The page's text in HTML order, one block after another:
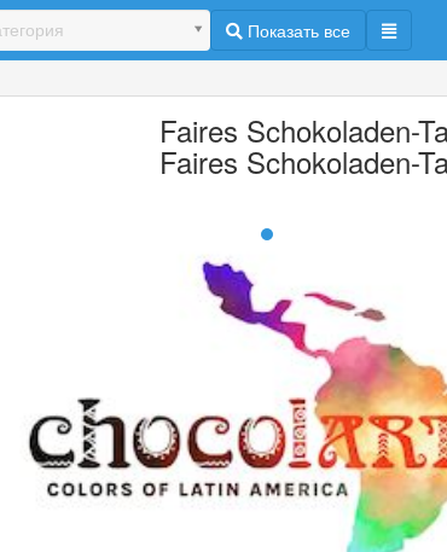
Показать все
Faires Schokoladen-
Faires Schokoladen-